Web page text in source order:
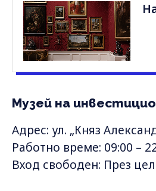
Музей на
Адрес: ул. „Княз
Работно време: 09:00 –
Вход свободен: През